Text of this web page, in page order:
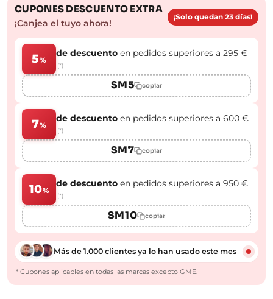
CUPONES DESCUENTO EXTRA
¡Canjea el tuyo ahora!
¡Solo quedan 23 días!
5%
de descuento en pedidos superiores a 295 €
(*)
SM5 copiar
7%
de descuento en pedidos superiores a 600 €
(*)
SM7 copiar
10%
de descuento en pedidos superiores a 950 €
(*)
SM10 copiar
Más de 1.000 clientes ya lo han usado este mes
* Cupones aplicables en todas las marcas excepto GME.